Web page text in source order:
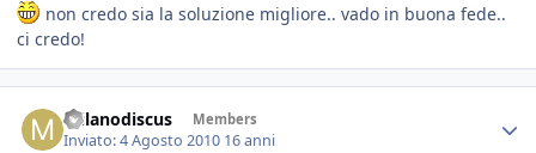
non credo sia la soluzione migliore.. vado in buona fede..
ci credo!
milanodiscus Members
Inviato:4 Agosto 2010 16 anni